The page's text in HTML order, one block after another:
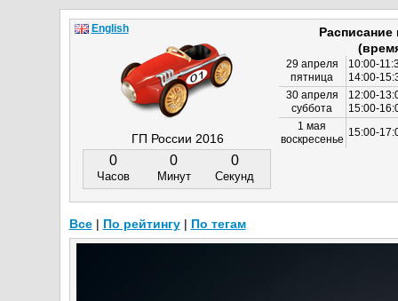
ГП России 2016
0
Часов
0
Минут
0
Секунд
29 апреля
пятница
10:00-
14:00-
30 апреля
суббота
12:00-
15:00-
1 мая
воскресенье
15:00-
English
Все| По рейтингу| По тегам